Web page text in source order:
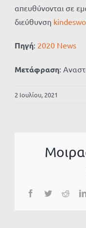
απευθύνονται σε
διεύθυνση
Πηγή: 2020 News
Μετάφραση:
2 Ιουλίου, 2021
Facebook
Twitter